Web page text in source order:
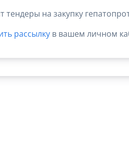
на закупку
рассылкув вашем личном